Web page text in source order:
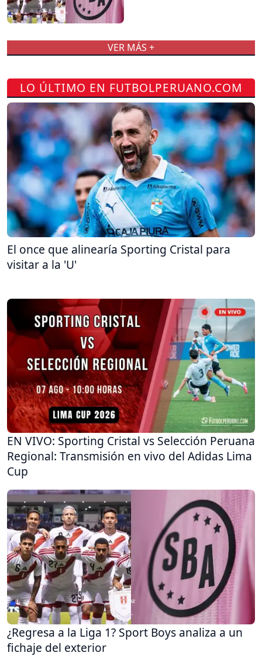
VER MÁS +
LO ÚLTIMO EN FUTBOLPERUANO.COM
El once que alinearía Sporting Cristal para
visitar a la 'U'
EN VIVO: Sporting Cristal vs Selección Peruana
Regional: Transmisión en vivo del Adidas Lima
Cup
¿Regresa a la Liga 1? Sport Boys analiza a un
fichaje del exterior